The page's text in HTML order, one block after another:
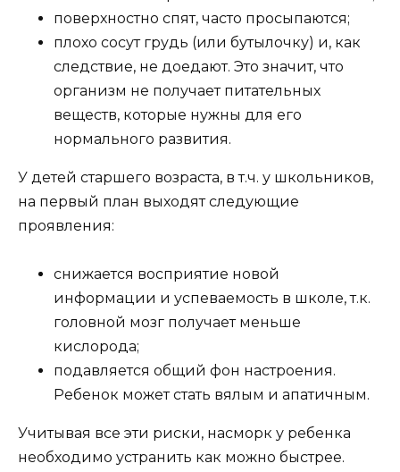
поверхностно спят, часто просыпаются;
плохо сосут грудь (или бутылочку) и, как
следствие, не доедают. Это значит, что
организм не получает питательных
веществ, которые нужны для его
нормального развития.
У детей старшего возраста, в т.ч. у школьников,
на первый план выходят следующие
проявления:
снижается восприятие новой
информации и успеваемость в школе, т.к.
головной мозг получает меньше
кислорода;
подавляется общий фон настроения.
Ребенок может стать вялым и апатичным.
Учитывая все эти риски, насморк у ребенка
необходимо устранить как можно быстрее.